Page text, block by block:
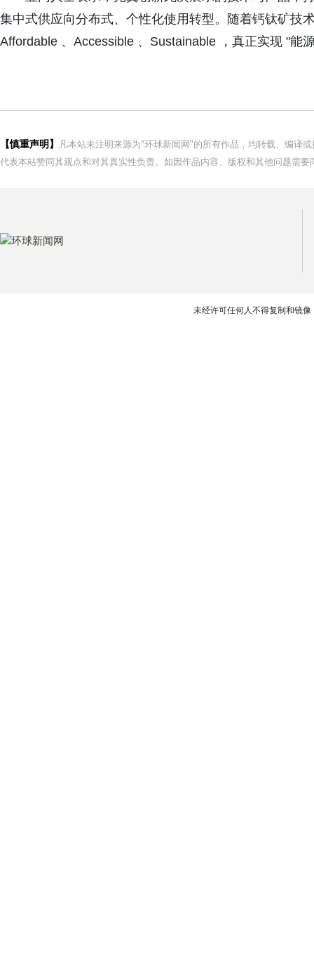
集中式供应向分布式、个性化使用转型。随着钙钛矿技
Affordable 、Accessible 、Sustainable ，真正实现 "能
【慎重声明】
凡本站未注明来源为"环球新闻网"的所有作品，均转载、编译
代表本站赞同其观点和对其真实性负责。如因作品内容、版权和其他问题需
未经许可任何人不得复制和镜